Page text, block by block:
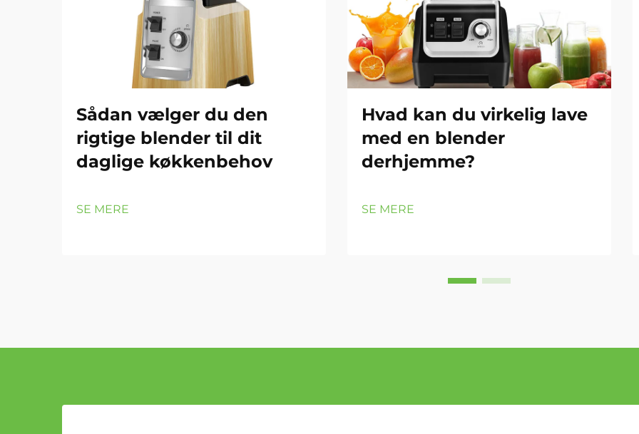
Sådan vælger du den
rigtige blender til dit
daglige køkkenbehov
SE MERE
Hvad kan du virkelig lave
med en blender
derhjemme?
SE MERE